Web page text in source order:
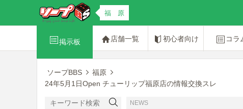
福 原
掲示板 店舗一覧 初心者向け コラ
ソープBBS
福原
24年5月1日Open チューリップ福原店の情報交換スレ
NEWS